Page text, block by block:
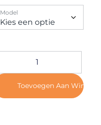
Model
Toevoegen Aan